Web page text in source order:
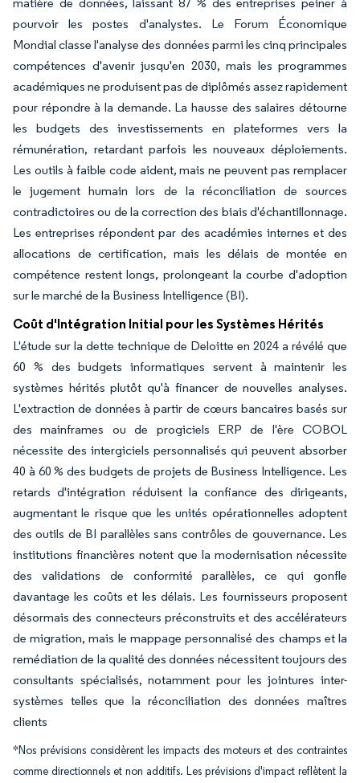
pourvoir les postes d'analystes. Le Forum Économique
Mondial classe l'analyse des données parmi les cinq principales
compétences d'avenir jusqu'en 2030, mais les programmes
académiques ne produisent pas de diplômés assez rapidement
pour répondre à la demande. La hausse des salaires détourne
les budgets des investissements en plateformes vers la
rémunération, retardant parfois les nouveaux déploiements.
Les outils à faible code aident, mais ne peuvent pas remplacer
le jugement humain lors de la réconciliation de sources
contradictoires ou de la correction des biais d'échantillonnage.
Les entreprises répondent par des académies internes et des
allocations de certification, mais les délais de montée en
compétence restent longs, prolongeant la courbe d'adoption
sur le marché de la Business Intelligence (BI).
Coût d'Intégration Initial pour les Systèmes Hérités
L'étude sur la dette technique de Deloitte en 2024 a révélé que
60 % des budgets informatiques servent à maintenir les
systèmes hérités plutôt qu'à financer de nouvelles analyses.
L'extraction de données à partir de cœurs bancaires basés sur
des mainframes ou de progiciels ERP de l'ère COBOL
nécessite des intergiciels personnalisés qui peuvent absorber
40 à 60 % des budgets de projets de Business Intelligence. Les
retards d'intégration réduisent la confiance des dirigeants,
augmentant le risque que les unités opérationnelles adoptent
des outils de BI parallèles sans contrôles de gouvernance. Les
institutions financières notent que la modernisation nécessite
des validations de conformité parallèles, ce qui gonfle
davantage les coûts et les délais. Les fournisseurs proposent
désormais des connecteurs préconstruits et des accélérateurs
de migration, mais le mappage personnalisé des champs et la
remédiation de la qualité des données nécessitent toujours des
consultants spécialisés, notamment pour les jointures inter-
systèmes telles que la réconciliation des données maîtres
clients
*Nos prévisions considèrent les impacts des moteurs et des contraintes
comme directionnels et non additifs. Les prévisions d'impact reflètent la